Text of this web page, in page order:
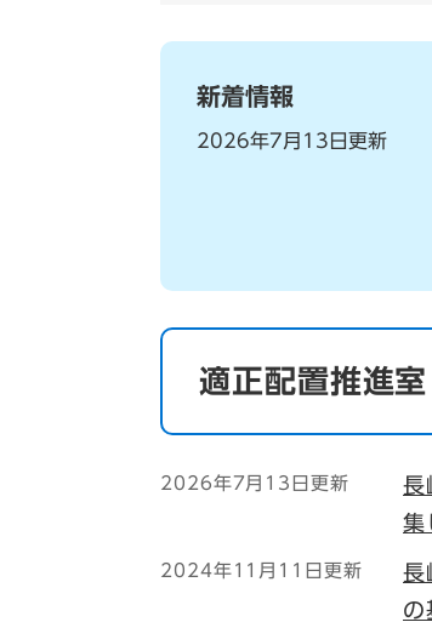
新着情報
2026年7月13日更新
適正配置推進室
2026年7月13日更新
長
集
2024年11月11日更新
長
の